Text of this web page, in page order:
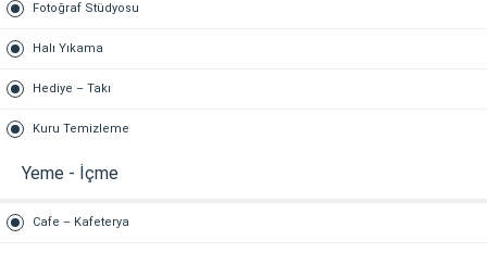
Fotoğraf Stüdyosu
Halı Yıkama
Hediye – Takı
Kuru Temizleme
Yeme - İçme
Cafe – Kafeterya